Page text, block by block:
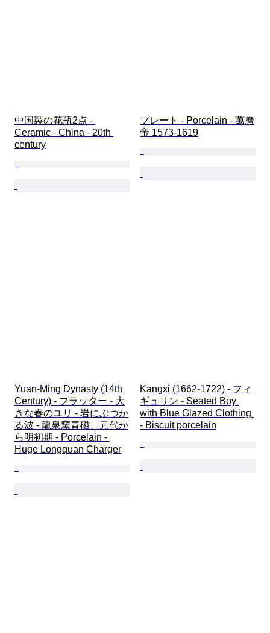
中国製の花瓶2点 -
Ceramic - China - 20th
century
プレート - Porcelain - 萬曆
帝 1573-1619
Yuan-Ming Dynasty (14th
Century) - プラッター - 大
きな春のユリ - 岩にぶつか
る波 - 龍泉窯青磁、元代か
ら明初期 - Porcelain -
Huge Longquan Charger
Kangxi (1662-1722) - フィ
ギュリン - Seated Boy
with Blue Glazed Clothing
- Biscuit porcelain